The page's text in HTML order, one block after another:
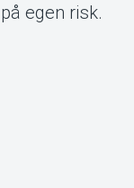
egen risk.